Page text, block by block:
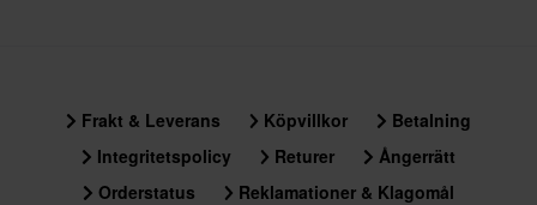
Frakt & Leverans Köpvillkor
Betalning
Integritetspolicy
Returer
Ångerrätt
Orderstatus
Reklamationer & Klagomål